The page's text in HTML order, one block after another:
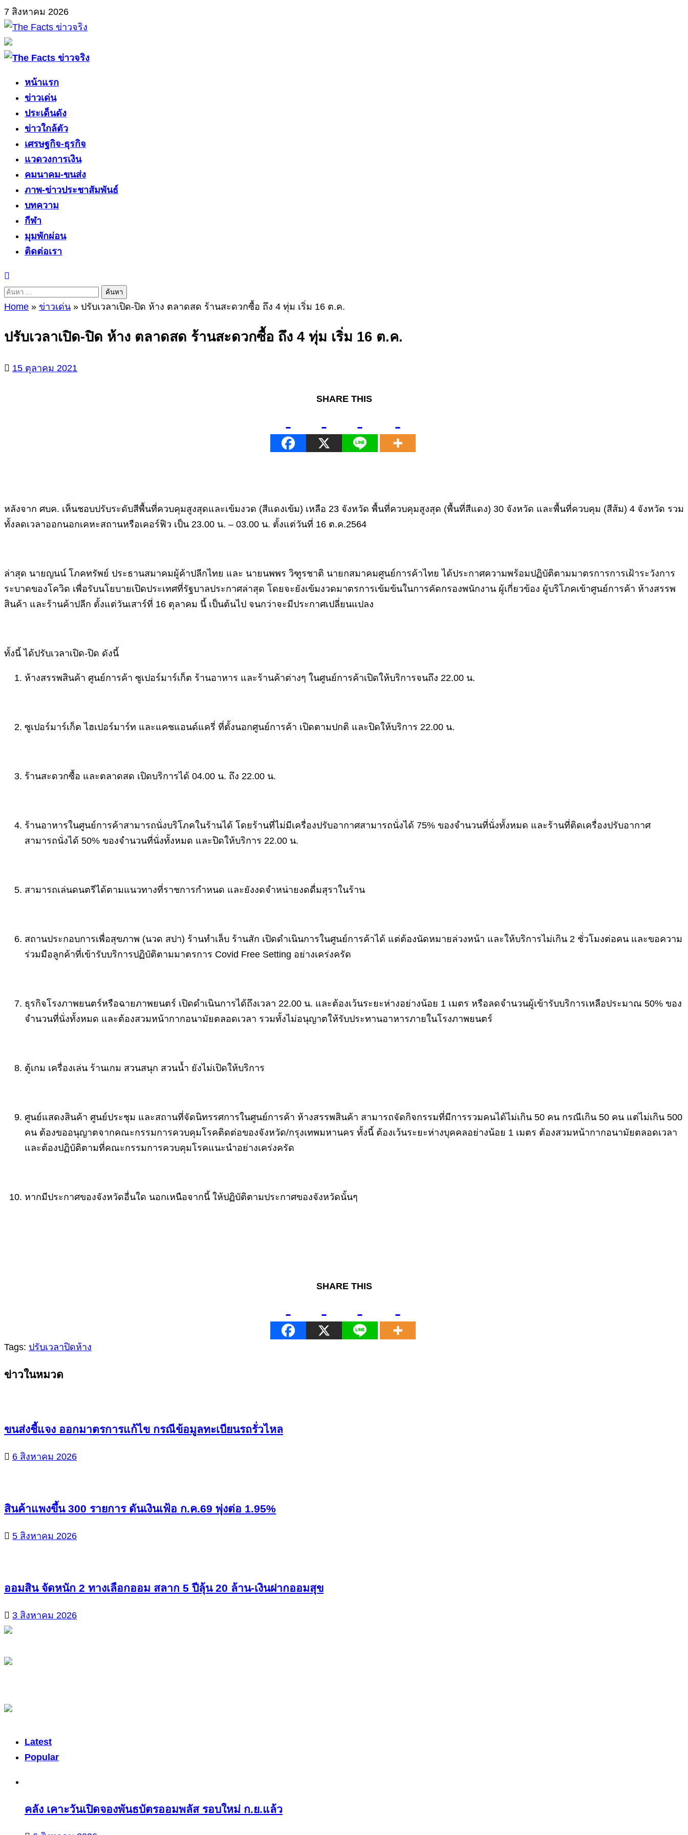
Skip
to
content
7 สิงหาคม 2026
Primary
หน้าแรก
ข่าวเด่น
ประเด็นดัง
ข่าวใกล้ตัว
เศรษฐกิจ-ธุรกิจ
แวดวงการเงิน
คมนาคม-ขนส่ง
ภาพ-ข่าวประชาสัมพันธ์
บทความ
กีฬา
มุมพักผ่อน
ติดต่อเรา
ค้นหา
สำหรับ:
Home » ข่าวเด่น » ปรับเวลาเปิด-ปิด ห้าง ตลาดสด ร้านสะดวกซื้อ ถึง 4 ทุ่ม เริ่ม 16 ต.ค.
ปรับเวลาเปิด-ปิด ห้าง ตลาดสด ร้านสะดวกซื้อ ถึง 4 ทุ่ม เริ่ม 16 ต.ค.
15 ตุลาคม 2021
SHARE THIS
หลังจาก ศบค. เห็นชอบปรับระดับสีพื้นที่ควบคุมสูงสุดและเข้มงวด (สีแดงเข้ม) เหลือ 23 จังหวัด พื้นที่ควบคุมสูงสุด (พื้นที่สีแดง) 30 จังหวัด และพื้นที่ควบคุม (สีส้ม) 4 จังหวัด รวม
ทั้งลดเวลาออกนอกเคหะสถานหรือเคอร์ฟิว เป็น 23.00 น. – 03.00 น. ตั้งแต่วันที่ 16 ต.ค.2564
ล่าสุด นายญนน์ โภคทรัพย์ ประธานสมาคมผู้ค้าปลีกไทย และ นายนพพร วิฑูรชาติ นายกสมาคมศูนย์การค้าไทย ได้ประกาศความพร้อมปฏิบัติตามมาตรการการเฝ้าระวังการ
ระบาดของโควิด เพื่อรับนโยบายเปิดประเทศที่รัฐบาลประกาศล่าสุด โดยจะยังเข้มงวดมาตรการเข้มข้นในการคัดกรองพนักงาน ผู้เกี่ยวข้อง ผู้บริโภคเข้าศูนย์การค้า ห้างสรรพ
สินค้า และร้านค้าปลีก ตั้งแต่วันเสาร์ที่ 16 ตุลาคม นี้ เป็นต้นไป จนกว่าจะมีประกาศเปลี่ยนแปลง
ทั้งนี้ ได้ปรับเวลาเปิด-ปิด ดังนี้
ห้างสรรพสินค้า ศูนย์การค้า ซูเปอร์มาร์เก็ต ร้านอาหาร และร้านค้าต่างๆ ในศูนย์การค้าเปิดให้บริการจนถึง 22.00 น.
ซูเปอร์มาร์เก็ต ไฮเปอร์มาร์ท และแคชแอนด์แครี่ ที่ตั้งนอกศูนย์การค้า เปิดตามปกติ และปิดให้บริการ 22.00 น.
ร้านสะดวกซื้อ และตลาดสด เปิดบริการได้ 04.00 น. ถึง 22.00 น.
ร้านอาหารในศูนย์การค้าสามารถนั่งบริโภคในร้านได้ โดยร้านที่ไม่มีเครื่องปรับอากาศสามารถนั่งได้ 75% ของจำนวนที่นั่งทั้งหมด และร้านที่ติดเครื่องปรับอากาศ
สามารถนั่งได้ 50% ของจำนวนที่นั่งทั้งหมด และปิดให้บริการ 22.00 น.
สามารถเล่นดนตรีได้ตามแนวทางที่ราชการกำหนด และยังงดจำหน่ายงดดื่มสุราในร้าน
สถานประกอบการเพื่อสุขภาพ (นวด สปา) ร้านทำเล็บ ร้านสัก เปิดดำเนินการในศูนย์การค้าได้ แต่ต้องนัดหมายล่วงหน้า และให้บริการไม่เกิน 2 ชั่วโมงต่อคน และขอความ
ร่วมมือลูกค้าที่เข้ารับบริการปฏิบัติตามมาตรการ Covid Free Setting อย่างเคร่งครัด
ธุรกิจโรงภาพยนตร์หรือฉายภาพยนตร์ เปิดดำเนินการได้ถึงเวลา 22.00 น. และต้องเว้นระยะห่างอย่างน้อย 1 เมตร หรือลดจำนวนผู้เข้ารับบริการเหลือประมาณ 50% ของ
จำนวนที่นั่งทั้งหมด และต้องสวมหน้ากากอนามัยตลอดเวลา รวมทั้งไม่อนุญาตให้รับประทานอาหารภายในโรงภาพยนตร์
ตู้เกม เครื่องเล่น ร้านเกม สวนสนุก สวนน้ำ ยังไม่เปิดให้บริการ
ศูนย์แสดงสินค้า ศูนย์ประชุม และสถานที่จัดนิทรรศการในศูนย์การค้า ห้างสรรพสินค้า สามารถจัดกิจกรรมที่มีการรวมคนได้ไม่เกิน 50 คน กรณีเกิน 50 คน แต่ไม่เกิน 500
คน ต้องขออนุญาตจากคณะกรรมการควบคุมโรคติดต่อของจังหวัด/กรุงเทพมหานคร ทั้งนี้ ต้องเว้นระยะห่างบุคคลอย่างน้อย 1 เมตร ต้องสวมหน้ากากอนามัยตลอดเวลา
และต้องปฏิบัติตามที่คณะกรรมการควบคุมโรคแนะนำอย่างเคร่งครัด
หากมีประกาศของจังหวัดอื่นใด นอกเหนือจากนี้ ให้ปฏิบัติตามประกาศของจังหวัดนั้นๆ
SHARE THIS
Tags: ปรับเวลาปิดห้าง
Continue
ข่าวในหมวด
ขนส่งชี้แจง ออกมาตรการแก้ไข กรณีข้อมูลทะเบียนรถรั่วไหล
6 สิงหาคม 2026
สินค้าแพงขึ้น 300 รายการ ดันเงินเฟ้อ ก.ค.69 พุ่งต่อ 1.95%
5 สิงหาคม 2026
ออมสิน จัดหนัก 2 ทางเลือกออม สลาก 5 ปีลุ้น 20 ล้าน-เงินฝากออมสุข
3 สิงหาคม 2026
Latest
Popular
คลัง เคาะวันเปิดจองพันธบัตรออมพลัส รอบใหม่ ก.ย.แล้ว